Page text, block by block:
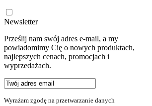
Newsletter
Prześlij nam swój adres e-mail, a my
powiadomimy Cię o nowych produktach,
najlepszych cenach, promocjach i
wyprzedażach.
Wyrażam zgodę na przetwarzanie danych